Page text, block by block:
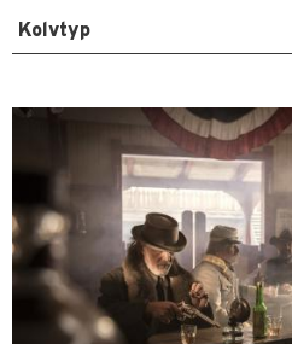
Kolvtyp